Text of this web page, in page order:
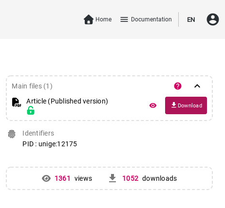
Home menu Documentation EN account_circle
Main files (1) help keyboard_arrow_down
Article (Published version)
remove_red_eye file_download Download
fingerprint
Identifiers
PID : unige:12175
1361 views get_app 1052 downloads